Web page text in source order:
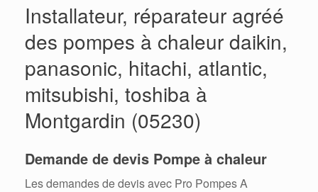
Installateur, réparateur agréé
des pompes à chaleur daikin,
panasonic, hitachi, atlantic,
mitsubishi, toshiba à
Montgardin (05230)
Demande de devis Pompe à chaleur
Les demandes de devis avec Pro Pompes A